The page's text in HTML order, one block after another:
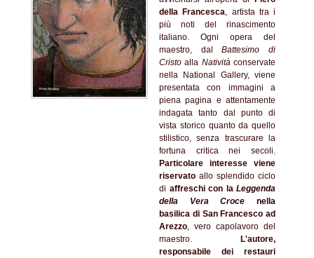
della Francesca, artista tra i
più noti del rinascimento
italiano. Ogni opera del
maestro, dalBattesimo di
Cristo alla Nativitàconservate
nella National Gallery, viene
presentata con immagini a
piena pagina e attentamente
indagata tanto dal punto di
vista storico quanto da quello
stilistico, senza trascurare la
fortuna critica nei secoli.
Particolare interesse viene
riservato allo splendido ciclo
di affreschi con la Leggenda
della Vera Croce nella
basilica di San Francesco ad
Arezzo, vero capolavoro del
maestro.
L'autore,
responsabile dei restauri